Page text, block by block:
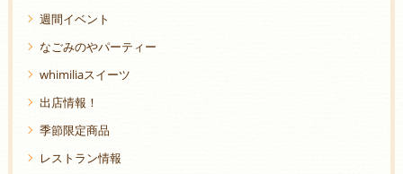
週間イベント
なごみのやパーティー
whimiliaスイーツ
出店情報！
季節限定商品
レストラン情報